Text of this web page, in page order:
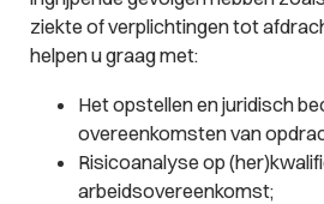
ziekte of verplichtingen tot
helpen u graag met:
Het opstellen en juridisch
overeenkomsten van
Risicoanalyse op
arbeidsovereenkomst;